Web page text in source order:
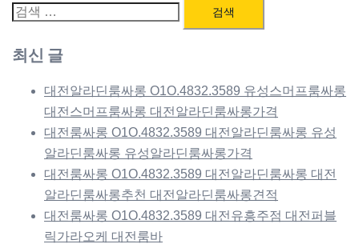
검
최신 글
대전알라딘룸싸롱 O1O.4832.3589 유성스머프룸싸롱
대전스머프룸싸롱 대전알라딘룸싸롱가격
대전룸싸롱 O1O.4832.3589 대전알라딘룸싸롱 유성
알라딘룸싸롱 유성알라딘룸싸롱가격
대전룸싸롱 O1O.4832.3589 대전알라딘룸싸롱 대전
알라딘룸싸롱추천 대전알라딘룸싸롱견적
대전룸싸롱 O1O.4832.3589 대전유흥주점 대전퍼블
릭가라오케 대전룸바